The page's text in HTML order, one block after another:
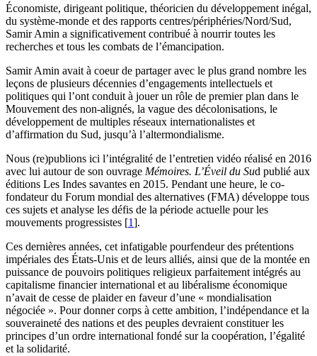
Économiste, dirigeant politique, théoricien du développement inégal,
du système-monde et des rapports centres/périphéries/Nord/Sud,
Samir Amin a significativement contribué à nourrir toutes les
recherches et tous les combats de l’émancipation.
Samir Amin avait à coeur de partager avec le plus grand nombre les
leçons de plusieurs décennies d’engagements intellectuels et
politiques qui l’ont conduit à jouer un rôle de premier plan dans le
Mouvement des non-alignés, la vague des décolonisations, le
développement de multiples réseaux internationalistes et
d’affirmation du Sud, jusqu’à l’altermondialisme.
Nous (re)publions ici l’intégralité de l’entretien vidéo réalisé en 2016
avec lui autour de son ouvrage Mémoires. L’Éveil du Sud publié aux
éditions Les Indes savantes en 2015. Pendant une heure, le co-
fondateur du Forum mondial des alternatives (FMA) développe tous
ces sujets et analyse les défis de la période actuelle pour les
mouvements progressistes [1].
Ces dernières années, cet infatigable pourfendeur des prétentions
impériales des États-Unis et de leurs alliés, ainsi que de la montée en
puissance de pouvoirs politiques religieux parfaitement intégrés au
capitalisme financier international et au libéralisme économique
n’avait de cesse de plaider en faveur d’une « mondialisation
négociée ». Pour donner corps à cette ambition, l’indépendance et la
souveraineté des nations et des peuples devraient constituer les
principes d’un ordre international fondé sur la coopération, l’égalité
et la solidarité.